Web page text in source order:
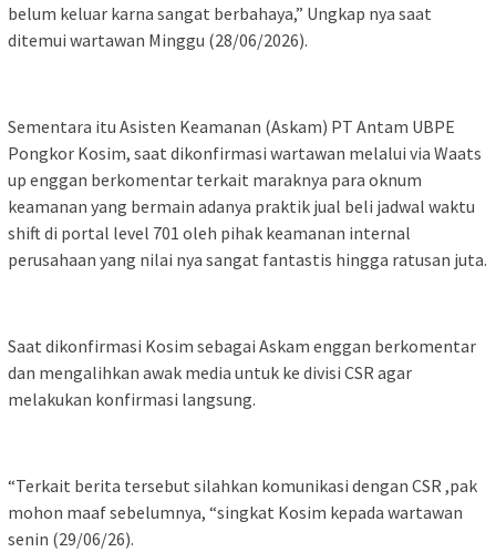
belum keluar karna sangat berbahaya,” Ungkap nya saat
ditemui wartawan Minggu (28/06/2026).
Sementara itu Asisten Keamanan (Askam) PT Antam UBPE
Pongkor Kosim, saat dikonfirmasi wartawan melalui via Waats
up enggan berkomentar terkait maraknya para oknum
keamanan yang bermain adanya praktik jual beli jadwal waktu
shift di portal level 701 oleh pihak keamanan internal
perusahaan yang nilai nya sangat fantastis hingga ratusan juta.
Saat dikonfirmasi Kosim sebagai Askam enggan berkomentar
dan mengalihkan awak media untuk ke divisi CSR agar
melakukan konfirmasi langsung.
“Terkait berita tersebut silahkan komunikasi dengan CSR ,pak
mohon maaf sebelumnya, “singkat Kosim kepada wartawan
senin (29/06/26).